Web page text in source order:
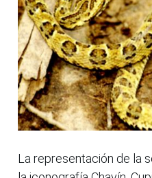
La representación de la